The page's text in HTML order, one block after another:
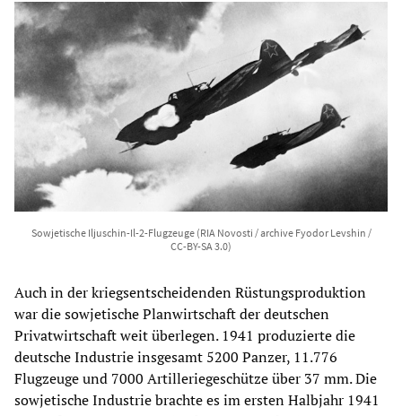
Sowjetische Iljuschin-Il-2-Flugzeuge (RIA Novosti / archive Fyodor Levshin /
CC-BY-SA 3.0)
Auch in der kriegsentscheidenden Rüstungsproduktion
war die sowjetische Planwirtschaft der deutschen
Privatwirtschaft weit überlegen. 1941 produzierte die
deutsche Industrie insgesamt 5200 Panzer, 11.776
Flugzeuge und 7000 Artilleriegeschütze über 37 mm. Die
sowjetische Industrie brachte es im ersten Halbjahr 1941